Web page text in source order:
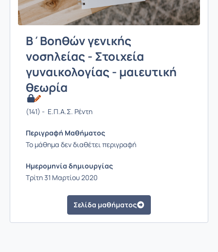
Β΄Βοηθών γενικής
νοσηλείας - Στοιχεία
γυναικολογίας - μαιευτική
θεωρία
(141) - Ε.Π.Α.Σ. Ρέντη
Περιγραφή Μαθήματος
Το μάθημα δεν διαθέτει περιγραφή
Ημερομηνία δημιουργίας
Τρίτη 31 Μαρτίου 2020
Σελίδα μαθήματος